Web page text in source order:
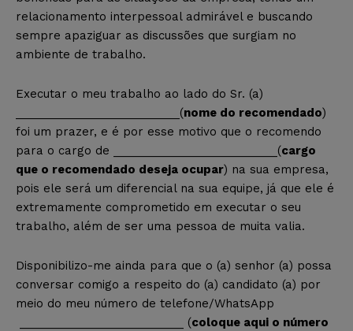
relacionamento interpessoal admirável e buscando
sempre apaziguar as discussões que surgiam no
ambiente de trabalho.
Executar o meu trabalho ao lado do Sr. (a)
__________________________(nome do recomendado)
foi um prazer, e é por esse motivo que o recomendo
para o cargo de __________________________(cargo
que o recomendado deseja ocupar) na sua empresa,
pois ele será um diferencial na sua equipe, já que ele é
extremamente comprometido em executar o seu
trabalho, além de ser uma pessoa de muita valia.
Disponibilizo-me ainda para que o (a) senhor (a) possa
conversar comigo a respeito do (a) candidato (a) por
meio do meu número de telefone/WhatsApp
__________________________ (coloque aqui o número